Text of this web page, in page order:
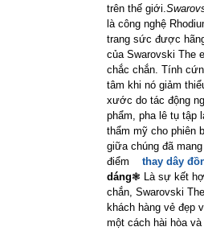
trên thế giới.
là công nghệ
trang sức được
của Swarovski The
chắc chắn. Tính
tâm khi nó giảm
xước do tác động
phẩm, pha lê tụ tập
thẩm mỹ cho phiên
giữa chúng đã
điểm thay dây
dáng❃ Là sự kết
chắn, Swarovski
khách hàng vẻ đẹp
một cách hài hòa